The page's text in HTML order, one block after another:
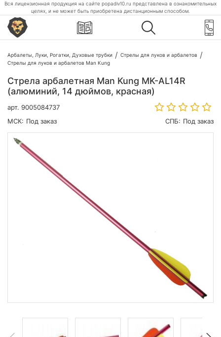
Вся лицензионная продукция на сайте popadiv10.ru представлена в ознакомительных
целях, и не может быть приобретена дистанционным способом.
Арбалеты, Луки, Рогатки, Духовые трубки
Стрелы для луков и арбалетов
Стрелы для луков и арбалетов Man Kung
Стрела арбалетная Man Kung MK-AL14R
(алюминий, 14 дюймов, красная)
арт. 9005084737
МСК: Под заказ СПБ: Под заказ